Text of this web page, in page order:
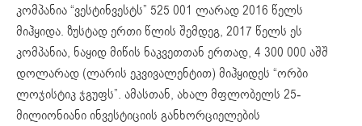
კომპანია “ვესტინვესტს” 525 001 ლარად 2016 წელს
მიჰყიდა. ზუსტად ერთი წლის შემდეგ, 2017 წელს ეს
კომპანია, ნაყიდ მიწის ნაკვეთთან ერთად, 4 300 000 აშშ
დოლარად (ლარის ეკვივალენტით) მიჰყიდეს “ორბი
ლოჯისტიკ ჯგუფს”. ამასთან, ახალ მფლობელს 25-
მილიონიანი ინვესტიციის განხორციელების